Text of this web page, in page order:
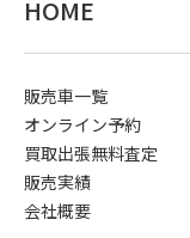
HOME
販売車一覧
オンライン予約
買取出張無料査定
販売実績
会社概要